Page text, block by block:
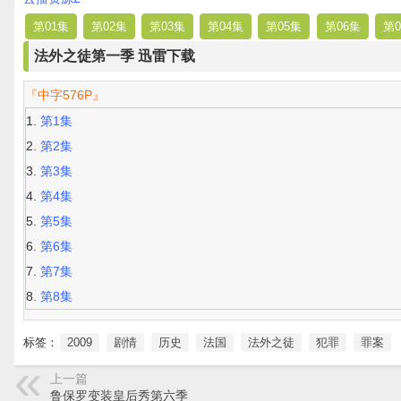
第01集 第02集 第03集 第04集 第05集 第06集 第
法外之徒第一季 迅雷下载
『中字576P』
第1集
第2集
第3集
第4集
第5集
第6集
第7集
第8集
标签： 2009 剧情 历史 法国 法外之徒 犯罪 罪案
上一篇
鲁保罗变装皇后秀第六季